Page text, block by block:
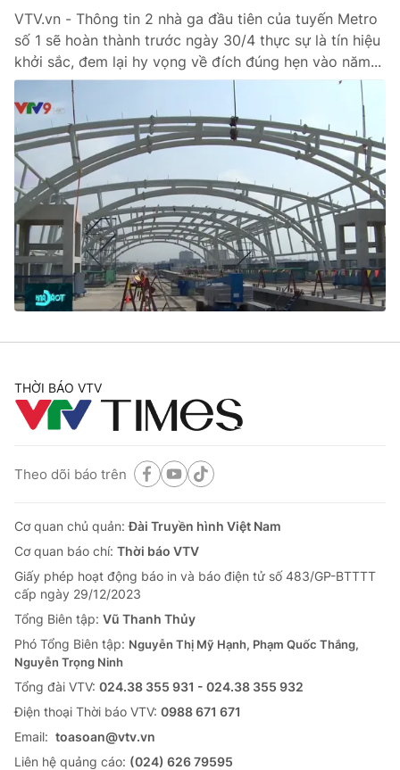
VTV.vn - Thông tin 2 nhà ga đầu tiên của tuyến Metro
số 1 sẽ hoàn thành trước ngày 30/4 thực sự là tín hiệu
khởi sắc, đem lại hy vọng về đích đúng hẹn vào năm...
THỜI BÁO VTV
Theo dõi báo trên
Cơ quan chủ quản:Đài Truyền hình Việt Nam
Cơ quan báo chí: Thời báo VTV
Giấy phép hoạt động báo in và báo điện tử số 483/GP-BTTTT
cấp ngày 29/12/2023
Tổng Biên tập: Vũ Thanh Thủy
Phó Tổng Biên tập: Nguyễn Thị Mỹ Hạnh, Phạm Quốc Thắng,
Nguyễn Trọng Ninh
Tổng đài VTV: 024.38 355 931 - 024.38 355 932
Ðiện thoại Thời báo VTV: 0988 671 671
Email: toasoan@vtv.vn
Liên hệ quảng cáo: (024) 626 79595